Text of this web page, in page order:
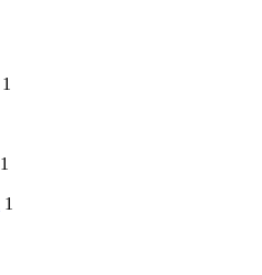
1
1
1